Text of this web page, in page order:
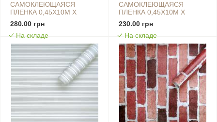
САМОКЛЕЮЩАЯСЯ
ПЛЕНКА 0,45Х10М Х
0,07ММ БЕЛАЯ С
ОРНАМЕНТОМ SW-
00001223
280.00 грн
На складе
САМОКЛЕЮЩАЯСЯ
ПЛЕНКА 0,45Х10М Х
0,07ММ БЕЛЫЕ ВЕНЗЕЛЯ
(10175) SW-00000828
230.00 грн
На складе